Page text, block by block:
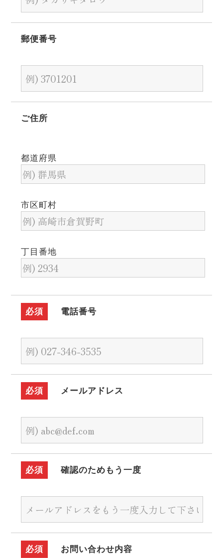
郵便番号
ご住所
都道府県
市区町村
丁目番地
必須 電話番号
必須 メールアドレス
必須 確認のためもう一度
必須 お問い合わせ内容